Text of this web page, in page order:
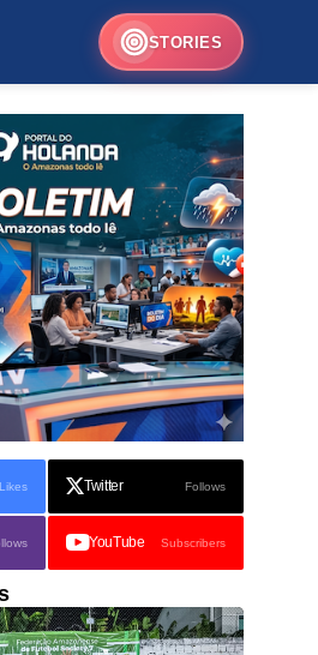
STORIES
Likes Twitter Follows
YouTube Subscribers